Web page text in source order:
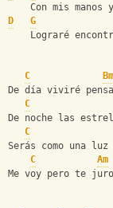
Con mis manos
D
G
Lograré
C Bm
De día viviré
C
De noche las
C
Serás como una
C
Am
Me voy pero te